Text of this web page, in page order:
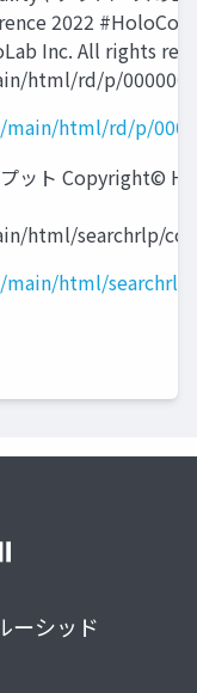
2022
Inc. All rights
html/rd/p/
html/rd/p/
ット Copyright©
html/searchrlp/
html/
ーシッド